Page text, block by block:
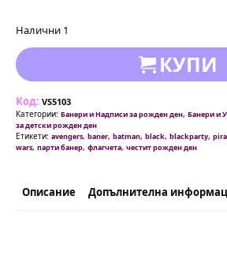
Налични 1
КУПИ
Код: VS5103
Категории: Банери и Надписи за рожден ден, Банери и
за детски рожден ден
Етикети: avengers, baner, batman, black, blackparty,
wars, парти банер, флагчета, честит рожден ден
Описание Допълнителна